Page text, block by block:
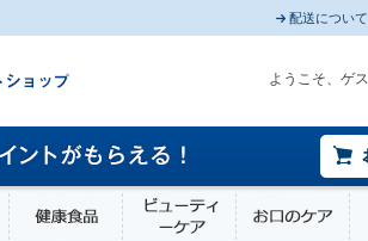
配送について
ようこそ、ゲ
コンタクトレンズ健康食品 ビューティーケアお